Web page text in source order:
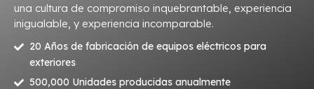
una cultura de compromiso inquebrantable, experiencia
inigualable, y experiencia incomparable.
20 Años de fabricación de equipos eléctricos para
exteriores
500,000 Unidades producidas anualmente